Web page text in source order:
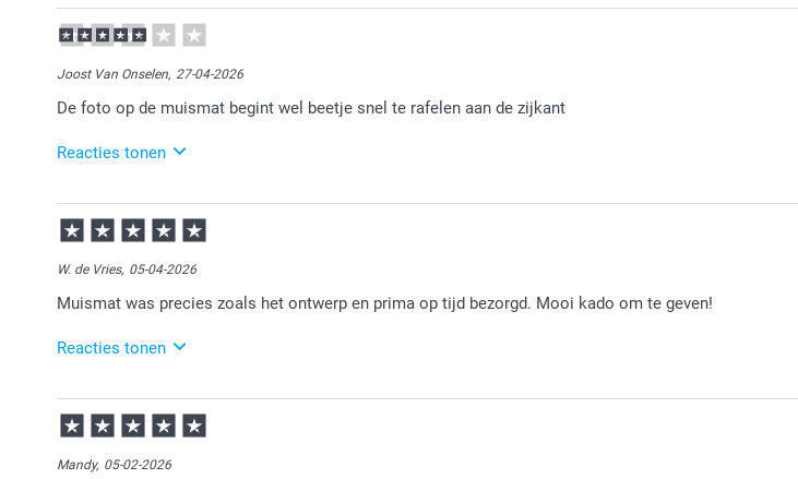
15-05-2026
13:43
Bedankt voor je review. Heel fijn dat je blij bent met je muismat. Veel plezier er van!
Joost Van Onselen, 27-04-2026
De foto op de muismat begint wel beetje snel te rafelen aan de zijkant
Reacties tonen
29-04-2026
11:09
Bedankt voor je review. Wat ontzettend vervelend om te lezen. Je mag altijd even contact met de
klantenservice opnemen. Zij kijken graag met je mee naar een eventuele passende oplossing!
W. de Vries, 05-04-2026
Muismat was precies zoals het ontwerp en prima op tijd bezorgd. Mooi kado om te geven!
Reacties tonen
07-04-2026
15:17
Veel plezier van de muismat.
Mandy, 05-02-2026